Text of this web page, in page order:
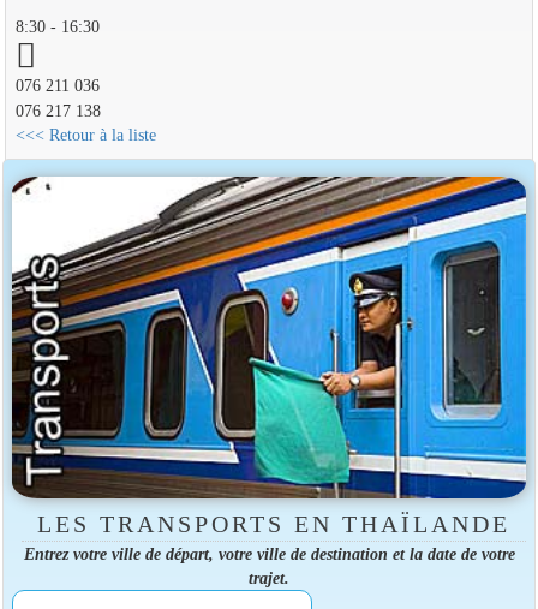
8:30 - 16:30
076 211 036
076 217 138
<<< Retour à la liste
LES TRANSPORTS EN THAÏLANDE
Entrez votre ville de départ, votre ville de destination et la date de votre
trajet.